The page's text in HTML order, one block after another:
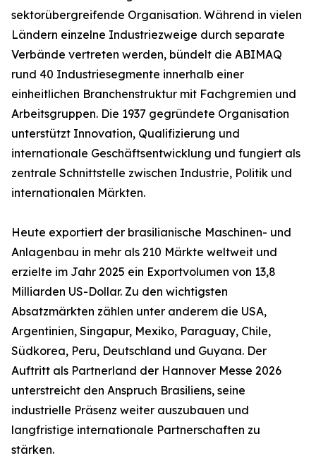
sektorübergreifende Organisation. Während in vielen
Ländern einzelne Industriezweige durch separate
Verbände vertreten werden, bündelt die ABIMAQ
rund 40 Industriesegmente innerhalb einer
einheitlichen Branchenstruktur mit Fachgremien und
Arbeitsgruppen. Die 1937 gegründete Organisation
unterstützt Innovation, Qualifizierung und
internationale Geschäftsentwicklung und fungiert als
zentrale Schnittstelle zwischen Industrie, Politik und
internationalen Märkten.
Heute exportiert der brasilianische Maschinen- und
Anlagenbau in mehr als 210 Märkte weltweit und
erzielte im Jahr 2025 ein Exportvolumen von 13,8
Milliarden US-Dollar. Zu den wichtigsten
Absatzmärkten zählen unter anderem die USA,
Argentinien, Singapur, Mexiko, Paraguay, Chile,
Südkorea, Peru, Deutschland und Guyana. Der
Auftritt als Partnerland der Hannover Messe 2026
unterstreicht den Anspruch Brasiliens, seine
industrielle Präsenz weiter auszubauen und
langfristige internationale Partnerschaften zu
stärken.